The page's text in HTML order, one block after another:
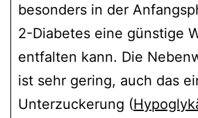
besonders in der
2-Diabetes eine günstige
entfalten kann. Die
ist sehr gering, auch das
Unterzuckerung (